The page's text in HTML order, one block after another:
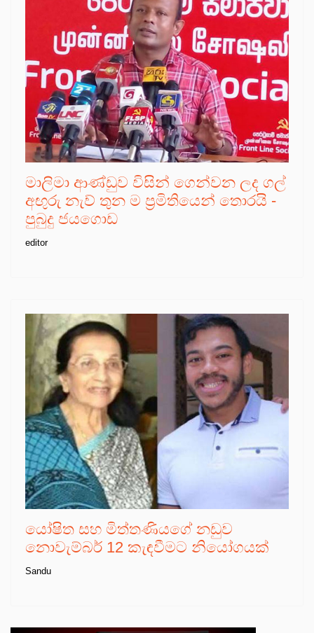
මාලිමා ආණ්ඩුව විසින් ගෙන්වන ලද ගල්
අඟුරු නැව් තුන ම ප්‍රමිතියෙන් තොරයි -
පුබුදු ජයගොඩ
editor
යෝෂිත සහ මිත්තණියගේ නඩුව
නොවැම්බර් 12 කැඳවීමට නියෝගයක්
Sandu